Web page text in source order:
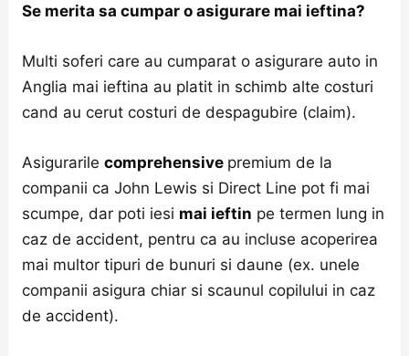
Se merita sa cumpar o asigurare mai ieftina?
Multi soferi care au cumparat o asigurare auto in
Anglia mai ieftina au platit in schimb alte costuri
cand au cerut costuri de despagubire (claim).
Asigurarilecomprehensive premium de la
companii ca John Lewis si Direct Line pot fi mai
scumpe, dar poti iesi mai ieftin pe termen lung in
caz de accident, pentru ca au incluse acoperirea
mai multor tipuri de bunuri si daune (ex. unele
companii asigura chiar si scaunul copilului in caz
de accident).